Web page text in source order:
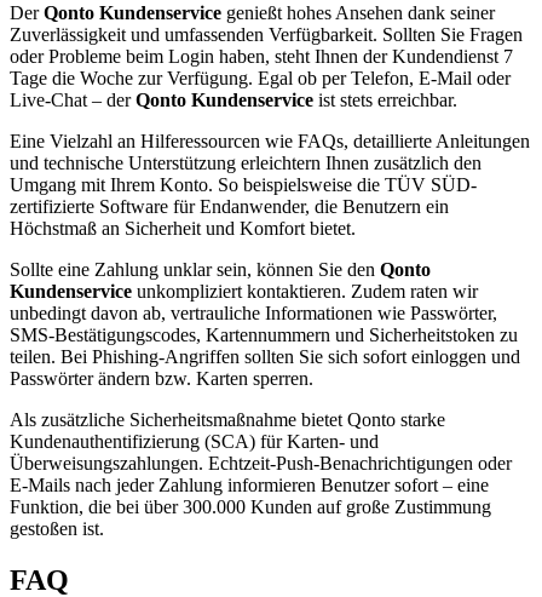
DerQonto Kundenservice genießt hohes Ansehen dank seiner
Zuverlässigkeit und umfassenden Verfügbarkeit. Sollten Sie Fragen
oder Probleme beim Login haben, steht Ihnen der Kundendienst 7
Tage die Woche zur Verfügung. Egal ob per Telefon, E-Mail oder
Live-Chat – derQonto Kundenservice ist stets erreichbar.
Eine Vielzahl an Hilferessourcen wie FAQs, detaillierte Anleitungen
und technische Unterstützung erleichtern Ihnen zusätzlich den
Umgang mit Ihrem Konto. So beispielsweise die TÜV SÜD-
zertifizierte Software für Endanwender, die Benutzern ein
Höchstmaß an Sicherheit und Komfort bietet.
Sollte eine Zahlung unklar sein, können Sie den Qonto
Kundenservice unkompliziert kontaktieren. Zudem raten wir
unbedingt davon ab, vertrauliche Informationen wie Passwörter,
SMS-Bestätigungscodes, Kartennummern und Sicherheitstoken zu
teilen. Bei Phishing-Angriffen sollten Sie sich sofort einloggen und
Passwörter ändern bzw. Karten sperren.
Als zusätzliche Sicherheitsmaßnahme bietet Qonto starke
Kundenauthentifizierung (SCA) für Karten- und
Überweisungszahlungen. Echtzeit-Push-Benachrichtigungen oder
E-Mails nach jeder Zahlung informieren Benutzer sofort – eine
Funktion, die bei über 300.000 Kunden auf große Zustimmung
gestoßen ist.
FAQ